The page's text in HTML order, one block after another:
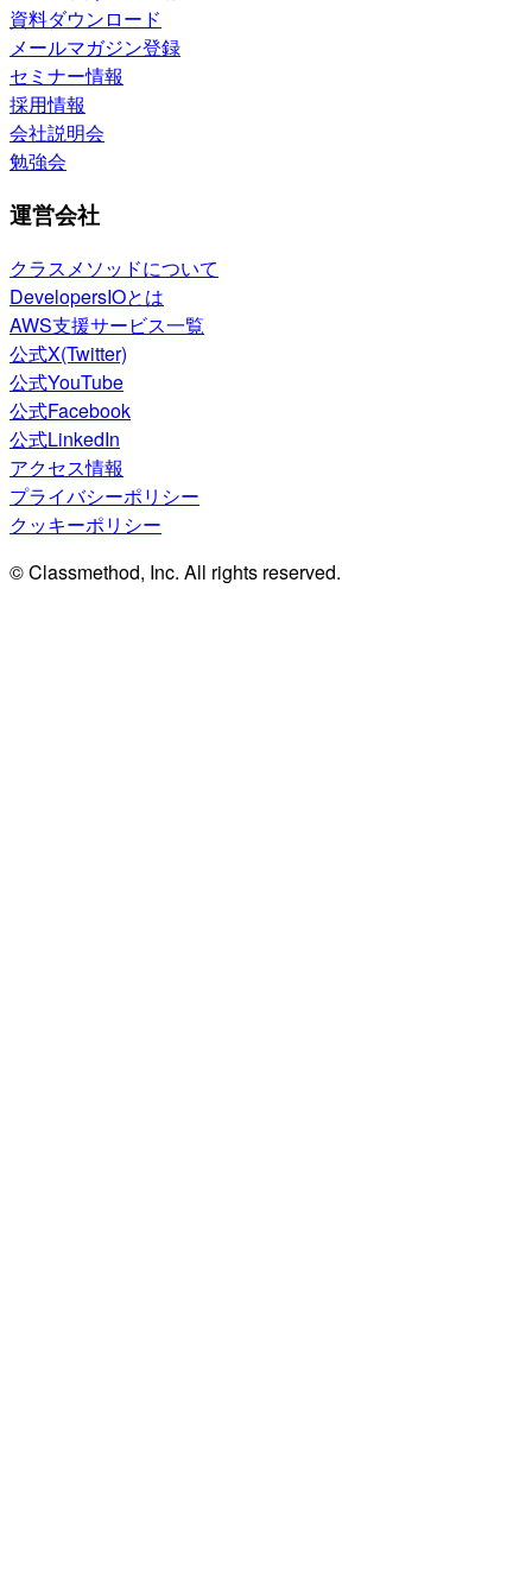
資料ダウンロード
メールマガジン登録
セミナー情報
採用情報
会社説明会
勉強会
運営会社
クラスメソッドについて
DevelopersIOとは
AWS支援サービス一覧
公式X(Twitter)
公式YouTube
公式Facebook
公式LinkedIn
アクセス情報
プライバシーポリシー
クッキーポリシー
© Classmethod, Inc. All rights reserved.